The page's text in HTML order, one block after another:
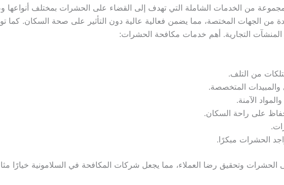
من الخدمات الشاملة التي تهدف إلى القضاء على الحشرات بمختلف أنواعها
من الجهات المختصة، مما يضمن فعالية عالية دون التأثير على صحة السكان.
المنشآت التجارية. أهم خدمات مكافحة الحشرات:
من التلف.
والمبيدات المتخصصة.
الآمنة.
على راحة السكان.
الحشرات مبكرًا.
وتحقيق رضا العملاء، مما يجعل شركات المكافحة في السلامونية خيارًا